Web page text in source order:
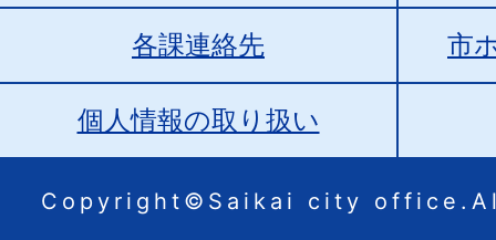
各課連絡先 市
個人情報の取り扱い
Copyright©Saikai city